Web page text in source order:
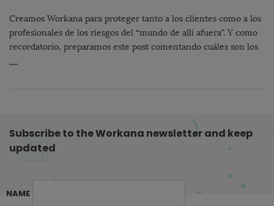
Creamos Workana para proteger tanto a los clientes como a los
profesionales de los riesgos del “mundo de allí afuera”. Y como
recordatorio, preparamos este post comentando cuáles son los
…
Subscribe to the Workana newsletter and keep
updated
NAME